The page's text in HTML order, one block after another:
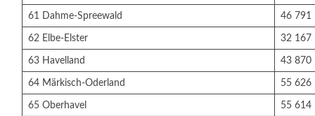
61 Dahme-Spreewald 46 791
62 Elbe-Elster 32 167
63 Havelland 43 870
64 Märkisch-Oderland 55 626
65 Oberhavel 55 614